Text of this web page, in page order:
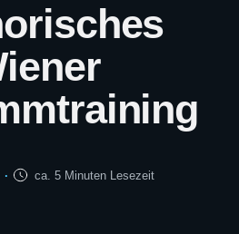
ca. 5 Minuten Lesezeit